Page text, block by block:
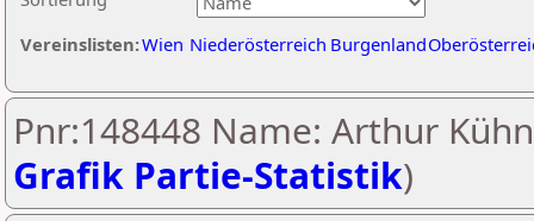
Vereinslisten:Wien Niederösterreich Burgenland
Pnr:148448 Name: Arthur
Grafik Partie-Statistik)